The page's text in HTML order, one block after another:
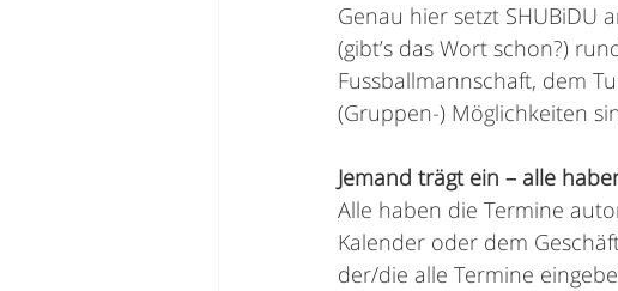
Genau hier setzt SHUBiDU
(gibt’s das Wort schon?)
Fussballmannschaft, dem
(Gruppen-) Möglichkeiten
Jemand trägt ein – alle
Alle haben die Termine
Kalender oder dem
der/die alle Termine